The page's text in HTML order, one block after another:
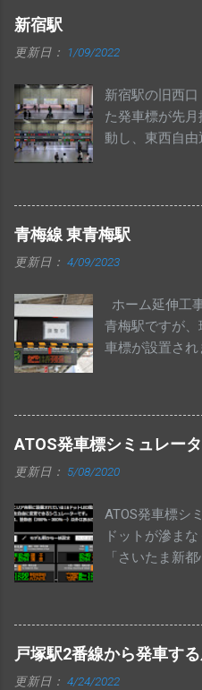
新宿駅
更新日： 1/09/2022
新宿駅の旧西
た発車標が先
動し、東西自
なりました。
ましたが、意
旧西口にあった
がマルチカラー
車標ですが、湘
は以前のもの
われます。 中
埼京線下りの発
青梅線 東青梅駅
更新日： 4/09/2023
ホーム延伸工
青梅駅ですが
車標が設置さ
ATOS発車標シミュレー
更新日： 5/08/2020
ATOS発車標シ
ドットが滲ま
「さいたま新
戸塚駅2番線から発車す
更新日： 4/24/2022